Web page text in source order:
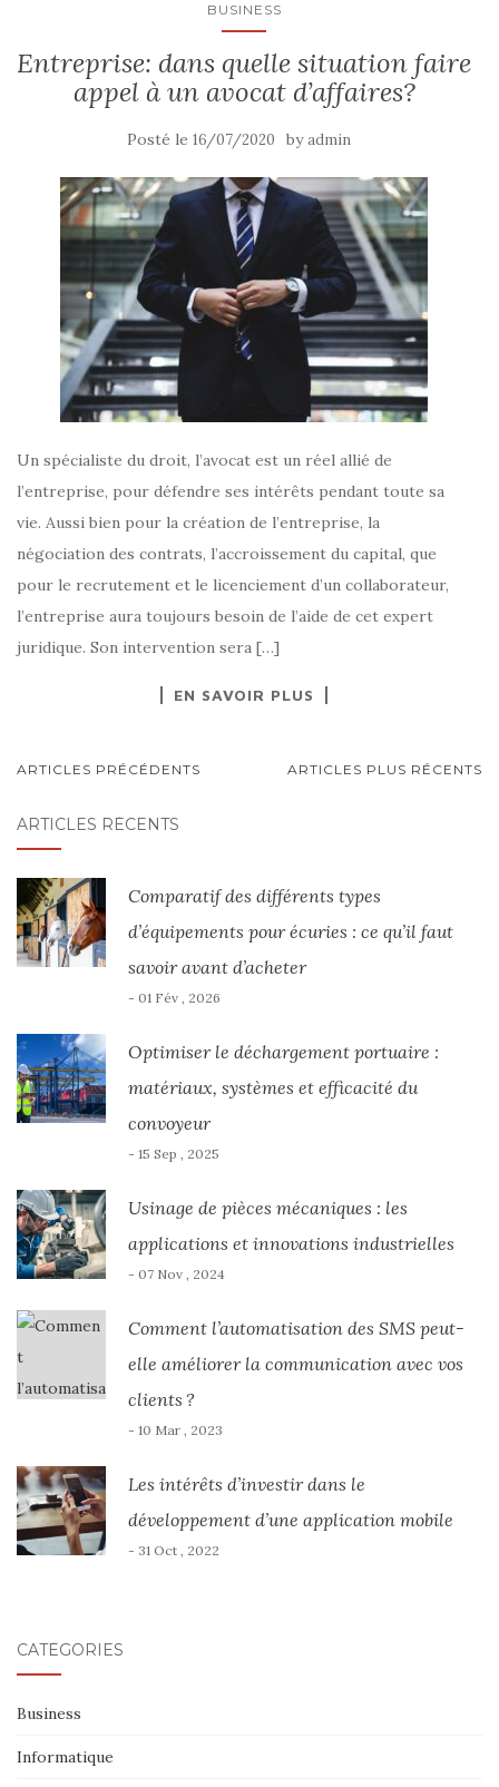
BUSINESS
Entreprise: dans quelle situation faire
appel à un avocat d’affaires?
Posté le 16/07/2020 byadmin
Un spécialiste du droit, l’avocat est un réel allié de
l’entreprise, pour défendre ses intérêts pendant toute sa
vie. Aussi bien pour la création de l’entreprise, la
négociation des contrats, l’accroissement du capital, que
pour le recrutement et le licenciement d’un collaborateur,
l’entreprise aura toujours besoin de l’aide de cet expert
juridique. Son intervention sera […]
EN SAVOIR PLUS
NAVIGATION
SEIN
DES
ARTICLES
ARTICLES PRÉCÉDENTS ARTICLES PLUS RÉCENTS
ARTICLES RÉCENTS
Comparatif des différents types
d’équipements pour écuries : ce qu’il faut
savoir avant d’acheter
- 01 Fév , 2026
Optimiser le déchargement portuaire :
matériaux, systèmes et efficacité du
convoyeur
- 15 Sep , 2025
Usinage de pièces mécaniques : les
applications et innovations industrielles
- 07 Nov , 2024
Comment l’automatisation des SMS peut-
elle améliorer la communication avec vos
clients ?
- 10 Mar , 2023
Les intérêts d’investir dans le
développement d’une application mobile
- 31 Oct , 2022
CATÉGORIES
Business
Informatique